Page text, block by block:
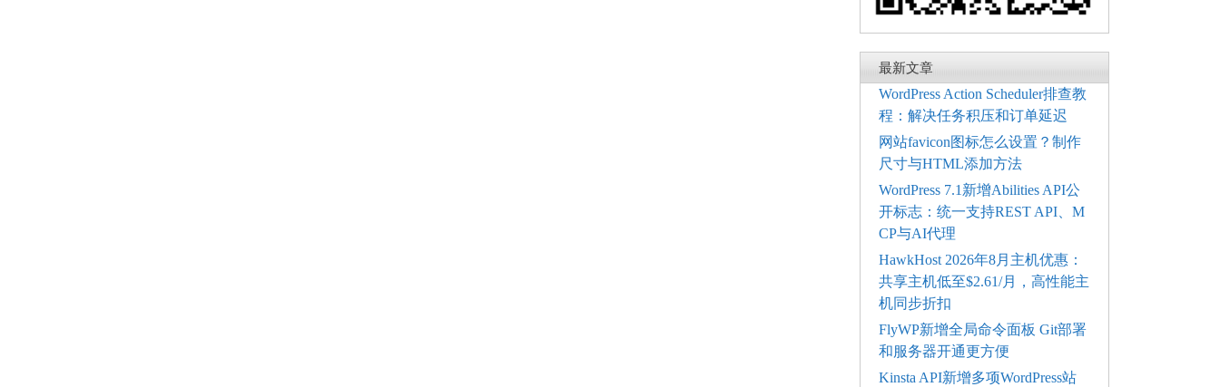
最新文章
WordPress Action Scheduler排查教
程：解决任务积压和订单延迟
网站favicon图标怎么设置？制作
尺寸与HTML添加方法
WordPress 7.1新增Abilities API公
开标志：统一支持REST API、M
CP与AI代理
HawkHost 2026年8月主机优惠：
共享主机低至$2.61/月，高性能主
机同步折扣
FlyWP新增全局命令面板 Git部署
和服务器开通更方便
Kinsta API新增多项WordPress站